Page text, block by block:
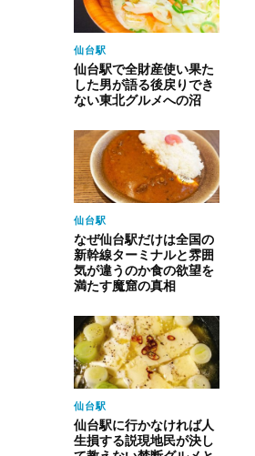
仙台駅
仙台駅で全財産使い果た
した男が語る後戻りでき
ない東北グルメへの沼
仙台駅
なぜ仙台駅だけは全国の
新幹線ターミナルと雰囲
気が違うのか食の欲望を
満たす魔窟の真相
仙台駅
仙台駅に行かなければ人
生損する説現地民が決し